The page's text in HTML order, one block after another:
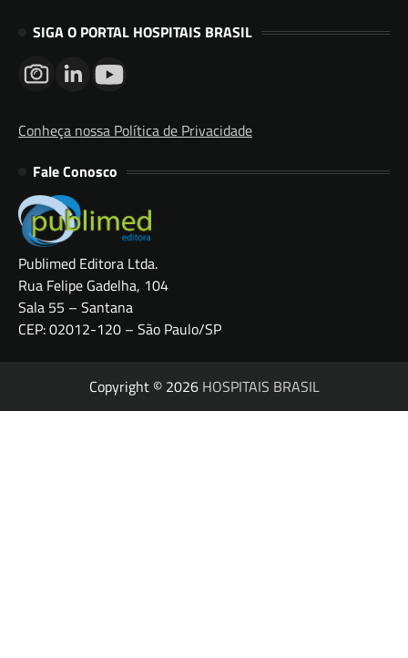
SIGA O PORTAL HOSPITAIS BRASIL
Conheça nossa Política de Privacidade
Fale Conosco
Publimed Editora Ltda.
Rua Felipe Gadelha, 104
Sala 55 – Santana
CEP: 02012-120 – São Paulo/SP
Copyright © 2026 HOSPITAIS BRASIL